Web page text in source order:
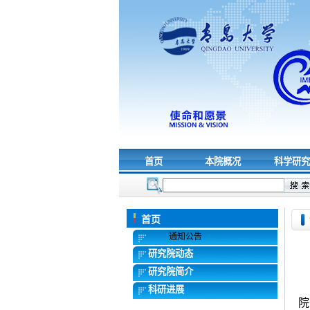
首页 本院概况 科学研
首页
通知公告
研究院动态
研究院简介
科研进展